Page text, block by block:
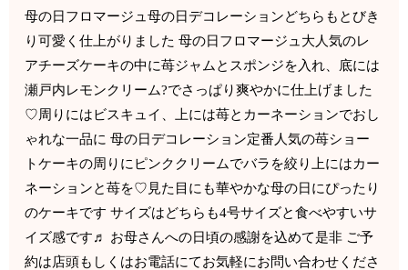
母の日フロマージュ︎︎母の日デコレーション︎どちらもとびき
り可愛く仕上がりました ︎母の日フロマージュ︎大人気のレ
アチーズケーキの中に苺ジャムとスポンジを入れ、底には
瀬戸内レモンクリーム?でさっぱり爽やかに仕上げました
♡周りにはビスキュイ、上には苺とカーネーションでおし
ゃれな一品に ︎母の日デコレーション︎定番人気の苺ショー
トケーキの周りにピンククリームでバラを絞り上にはカー
ネーションと苺を♡見た目にも華やかな母の日にぴったり
のケーキです サイズはどちらも4号サイズと食べやすいサ
イズ感です♬ お母さんへの日頃の感謝を込めて是非 ご予
約は店頭もしくはお電話にてお気軽にお問い合わせくださ